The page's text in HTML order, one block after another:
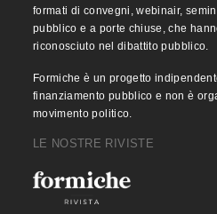
formati di convegni, webinair,
pubblico e a porte chiuse, che
riconosciuto nel dibattito pubblico.
Formiche è un progetto
finanziamento pubblico e non è
movimento politico.
LE NOSTRE RIVISTE